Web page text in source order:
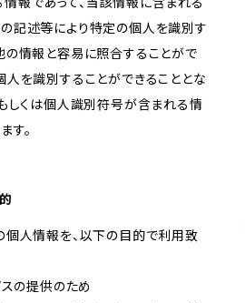
記述等により特定の個人を識別す
の情報と容易に照合することがで
人を識別することができることとな
もしくは個人識別符号が含まれる情
す。
個人情報を、以下の目的で利用致
スの提供のため